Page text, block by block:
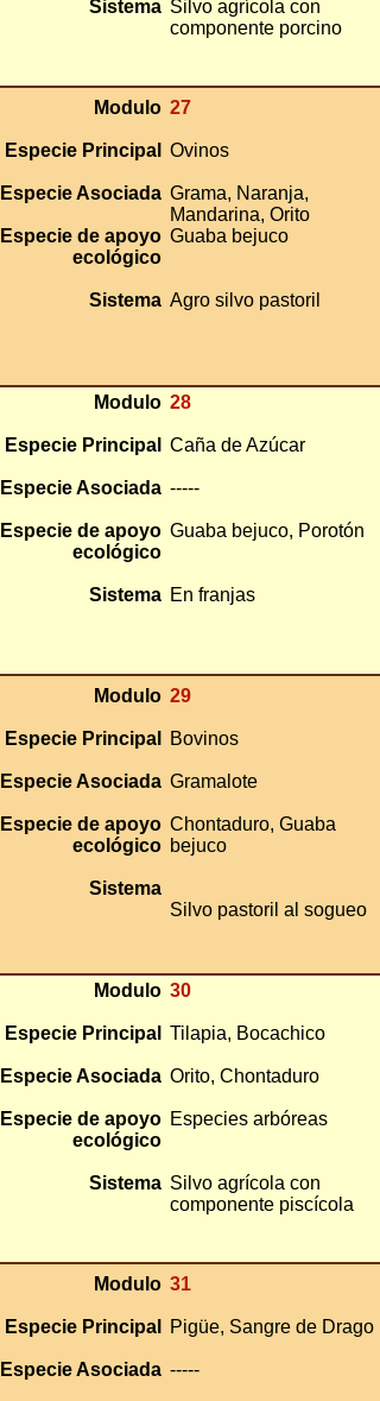
Sistema Silvo agrícola con
componente porcino
Modulo
Especie Principal
Especie Asociada
Especie de apoyo
ecológico
Sistema
27
Ovinos
Grama, Naranja,
Mandarina, Orito
Guaba bejuco
Agro silvo pastoril
Modulo
Especie Principal
Especie Asociada
Especie de apoyo
ecológico
Sistema
28
Caña de Azúcar
-----
Guaba bejuco, Porotón
En franjas
Modulo
Especie Principal
Especie Asociada
Especie de apoyo
ecológico
Sistema
29
Bovinos
Gramalote
Chontaduro, Guaba
bejuco
Silvo pastoril al sogueo
Modulo
Especie Principal
Especie Asociada
Especie de apoyo
ecológico
Sistema
30
Tilapia, Bocachico
Orito, Chontaduro
Especies arbóreas
Silvo agrícola con
componente piscícola
Modulo
Especie Principal
Especie Asociada
31
Pigüe, Sangre de Drago
-----